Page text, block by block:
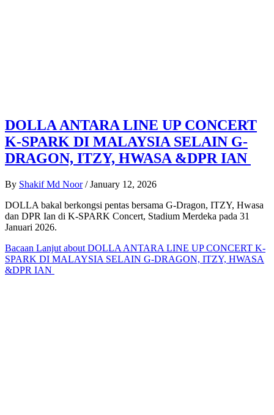
DOLLA ANTARA LINE UP CONCERT
K-SPARK DI MALAYSIA SELAIN G-
DRAGON, ITZY, HWASA &DPR IAN
By Shakif Md Noor / January 12, 2026
DOLLA bakal berkongsi pentas bersama G-Dragon, ITZY, Hwasa
dan DPR Ian di K-SPARK Concert, Stadium Merdeka pada 31
Januari 2026.
Bacaan Lanjut about DOLLA ANTARA LINE UP CONCERT K-
SPARK DI MALAYSIA SELAIN G-DRAGON, ITZY, HWASA
&DPR IAN